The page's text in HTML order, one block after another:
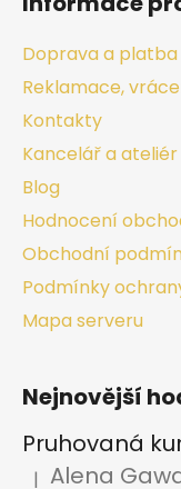
Doprava a platba
Reklamace,
Kontakty
Kancelář a ateliér
Blog
Hodnocení
Obchodní
Podmínky
Mapa serveru
Nejnovější
Pruhovaná
| Alena